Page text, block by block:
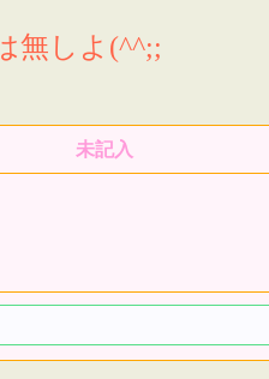
無しよ(^^;;
未記入